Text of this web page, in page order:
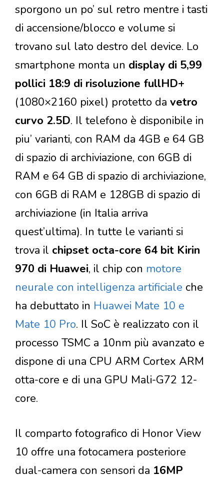
sporgono un po’ sul retro mentre i tasti
di accensione/blocco e volume si
trovano sul lato destro del device. Lo
smartphone monta un display di 5,99
pollici 18:9 di risoluzione fullHD+
(1080×2160 pixel) protetto da vetro
curvo 2.5D. Il telefono è disponibile in
piu’ varianti, con RAM da 4GB e 64 GB
di spazio di archiviazione, con 6GB di
RAM e 64 GB di spazio di archiviazione,
con 6GB di RAM e 128GB di spazio di
archiviazione (in Italia arriva
quest’ultima). In tutte le varianti si
trova il chipset octa-core 64 bit Kirin
970 di Huawei, il chip con motore
neurale con intelligenza artificiale che
ha debuttato in Huawei Mate 10 e
Mate 10 Pro. Il SoC è realizzato con il
processo TSMC a 10nm più avanzato e
dispone di una CPU ARM Cortex ARM
otta-core e di una GPU Mali-G72 12-
core.
Il comparto fotografico di Honor View
10 offre una fotocamera posteriore
dual-camera con sensori da 16MP